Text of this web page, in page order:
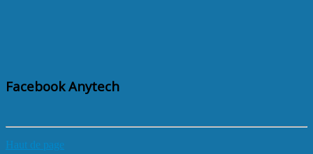
Facebook Anytech
Haut de page